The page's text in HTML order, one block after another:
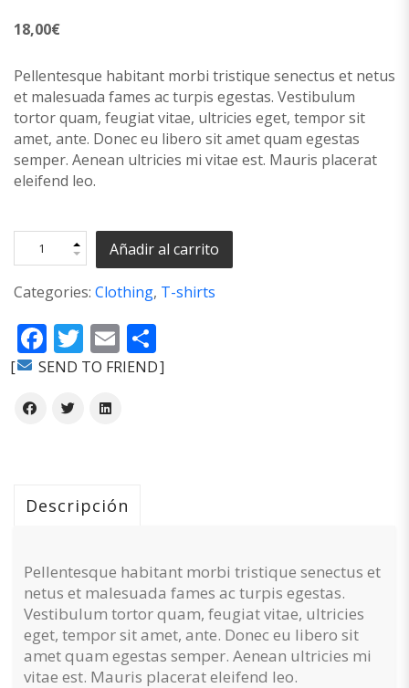
18,00€
Pellentesque habitant morbi tristique senectus et netus
et malesuada fames ac turpis egestas. Vestibulum
tortor quam, feugiat vitae, ultricies eget, tempor sit
amet, ante. Donec eu libero sit amet quam egestas
semper. Aenean ultricies mi vitae est. Mauris placerat
eleifend leo.
Añadir al carrito
Categories: Clothing, T-shirts
Facebook
Twitter
Email
SEND TO FRIEND
Descripción
Pellentesque habitant morbi tristique senectus et
netus et malesuada fames ac turpis egestas.
Vestibulum tortor quam, feugiat vitae, ultricies
eget, tempor sit amet, ante. Donec eu libero sit
amet quam egestas semper. Aenean ultricies mi
vitae est. Mauris placerat eleifend leo.